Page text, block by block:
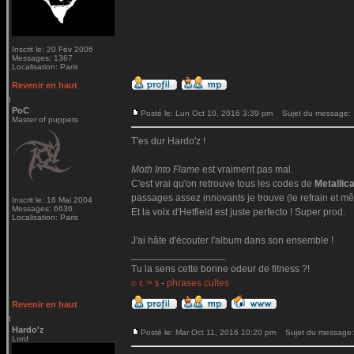
Inscrit le: 20 Fév 2006
Messages: 1367
Localisation: Paris
Revenir en haut
PoC
Master of puppets
Inscrit le: 16 Mai 2004
Messages: 6636
Localisation: Paris
Posté le: Lun Oct 10, 2016 3:39 pm Sujet du message:
T'es dur Hardo'z !
Moth Into Flame est vraiment pas mal.
C'est vrai qu'on retrouve tous les codes de Metallica
passages assez innovants je trouve (le refrain et
Et la voix d'Hetfield est juste perfecto ! Super prod.
J'ai hâte d'écouter l'album dans son ensemble !
Tu la sens cette bonne odeur de fitness ?!
© € ™ $ - phrases cultes
Revenir en haut
Hardo'z
Lord
Posté le: Mar Oct 11, 2016 10:20 pm Sujet du message: